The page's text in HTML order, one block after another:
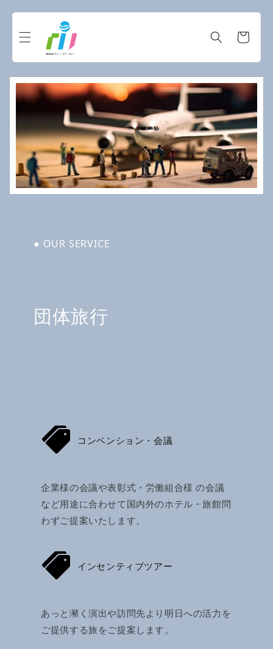
ンツに
ー
● OUR SERVICE
団体旅行
コンベンション・会議
企業様の会議や表彰式・労働組合様 の会議
など用途に合わせて国内外のホテル・旅館問
わずご提案いたします。
インセンティブツアー
あっと瀦く演出や訪問先より明日への活力を
ご提供する旅をご提案します。